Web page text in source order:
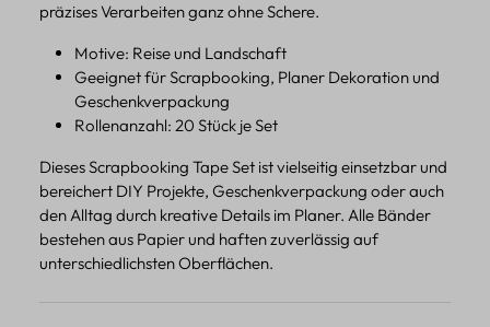
präzises Verarbeiten ganz ohne Schere.
Motive: Reise und Landschaft
Geeignet für Scrapbooking, Planer Dekoration und
Geschenkverpackung
Rollenanzahl: 20 Stück je Set
Dieses Scrapbooking Tape Set ist vielseitig einsetzbar und
bereichert DIY Projekte, Geschenkverpackung oder auch
den Alltag durch kreative Details im Planer. Alle Bänder
bestehen aus Papier und haften zuverlässig auf
unterschiedlichsten Oberflächen.